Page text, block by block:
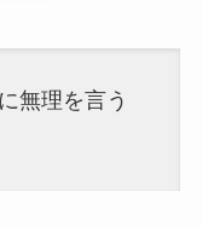
無理を言う